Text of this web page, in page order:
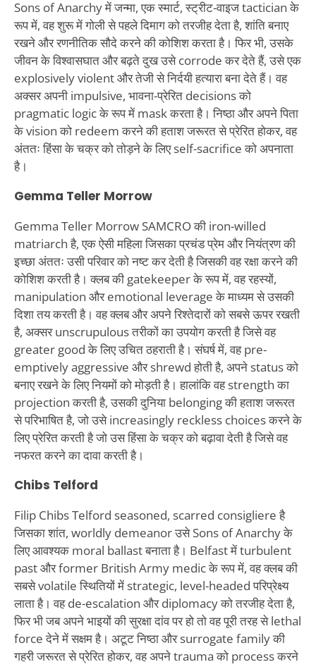
Sons of Anarchy में जन्मा, एक स्मार्ट, स्ट्रीट-वाइज tactician के
रूप में, वह शुरू में गोली से पहले दिमाग को तरजीह देता है, शांति बनाए
रखने और रणनीतिक सौदे करने की कोशिश करता है। फिर भी, उसके
जीवन के विश्वासघात और बढ़ते दुख उसे corrode कर देते हैं, उसे एक
explosively violent और तेजी से निर्दयी हत्यारा बना देते हैं। वह
अक्सर अपनी impulsive, भावना-प्रेरित decisions को
pragmatic logic के रूप में mask करता है। निष्ठा और अपने पिता
के vision को redeem करने की हताश जरूरत से प्रेरित होकर, वह
अंततः हिंसा के चक्र को तोड़ने के लिए self-sacrifice को अपनाता
है।
Gemma Teller Morrow
Gemma Teller Morrow SAMCRO की iron-willed
matriarch है, एक ऐसी महिला जिसका प्रचंड प्रेम और नियंत्रण की
इच्छा अंततः उसी परिवार को नष्ट कर देती है जिसकी वह रक्षा करने की
कोशिश करती है। क्लब की gatekeeper के रूप में, वह रहस्यों,
manipulation और emotional leverage के माध्यम से उसकी
दिशा तय करती है। वह क्लब और अपने रिश्तेदारों को सबसे ऊपर रखती
है, अक्सर unscrupulous तरीकों का उपयोग करती है जिसे वह
greater good के लिए उचित ठहराती है। संघर्ष में, वह pre-
emptively aggressive और shrewd होती है, अपने status को
बनाए रखने के लिए नियमों को मोड़ती है। हालांकि वह strength का
projection करती है, उसकी दुनिया belonging की हताश जरूरत
से परिभाषित है, जो उसे increasingly reckless choices करने के
लिए प्रेरित करती है जो उस हिंसा के चक्र को बढ़ावा देती है जिसे वह
नफरत करने का दावा करती है।
Chibs Telford
Filip Chibs Telford seasoned, scarred consigliere है
जिसका शांत, worldly demeanor उसे Sons of Anarchy के
लिए आवश्यक moral ballast बनाता है। Belfast में turbulent
past और former British Army medic के रूप में, वह क्लब की
सबसे volatile स्थितियों में strategic, level-headed परिप्रेक्ष्य
लाता है। वह de-escalation और diplomacy को तरजीह देता है,
फिर भी जब अपने भाइयों की सुरक्षा दांव पर हो तो वह पूरी तरह से lethal
force देने में सक्षम है। अटूट निष्ठा और surrogate family की
गहरी जरूरत से प्रेरित होकर, वह अपने trauma को process करने